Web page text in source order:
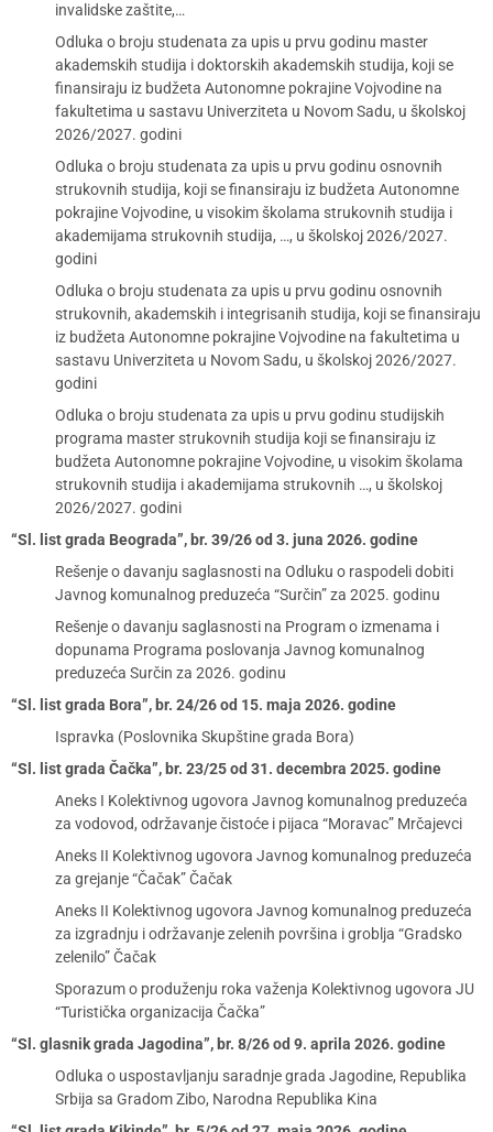
invalidske zaštite,…
Odluka o broju studenata za upis u prvu godinu master
akademskih studija i doktorskih akademskih studija, koji se
finansiraju iz budžeta Autonomne pokrajine Vojvodine na
fakultetima u sastavu Univerziteta u Novom Sadu, u školskoj
2026/2027. godini
Odluka o broju studenata za upis u prvu godinu osnovnih
strukovnih studija, koji se finansiraju iz budžeta Autonomne
pokrajine Vojvodine, u visokim školama strukovnih studija i
akademijama strukovnih studija, …, u školskoj 2026/2027.
godini
Odluka o broju studenata za upis u prvu godinu osnovnih
strukovnih, akademskih i integrisanih studija, koji se finansiraju
iz budžeta Autonomne pokrajine Vojvodine na fakultetima u
sastavu Univerziteta u Novom Sadu, u školskoj 2026/2027.
godini
Odluka o broju studenata za upis u prvu godinu studijskih
programa master strukovnih studija koji se finansiraju iz
budžeta Autonomne pokrajine Vojvodine, u visokim školama
strukovnih studija i akademijama strukovnih …, u školskoj
2026/2027. godini
“Sl. list grada Beograda”, br. 39/26 od 3. juna 2026. godine
Rešenje o davanju saglasnosti na Odluku o raspodeli dobiti
Javnog komunalnog preduzeća “Surčin” za 2025. godinu
Rešenje o davanju saglasnosti na Program o izmenama i
dopunama Programa poslovanja Javnog komunalnog
preduzeća Surčin za 2026. godinu
“Sl. list grada Bora”, br. 24/26 od 15. maja 2026. godine
Ispravka (Poslovnika Skupštine grada Bora)
“Sl. list grada Čačka”, br. 23/25 od 31. decembra 2025. godine
Aneks I Kolektivnog ugovora Javnog komunalnog preduzeća
za vodovod, održavanje čistoće i pijaca “Moravac” Mrčajevci
Aneks II Kolektivnog ugovora Javnog komunalnog preduzeća
za grejanje “Čačak” Čačak
Aneks II Kolektivnog ugovora Javnog komunalnog preduzeća
za izgradnju i održavanje zelenih površina i groblja “Gradsko
zelenilo” Čačak
Sporazum o produženju roka važenja Kolektivnog ugovora JU
“Turistička organizacija Čačka”
“Sl. glasnik grada Jagodina”, br. 8/26 od 9. aprila 2026. godine
Odluka o uspostavljanju saradnje grada Jagodine, Republika
Srbija sa Gradom Zibo, Narodna Republika Kina